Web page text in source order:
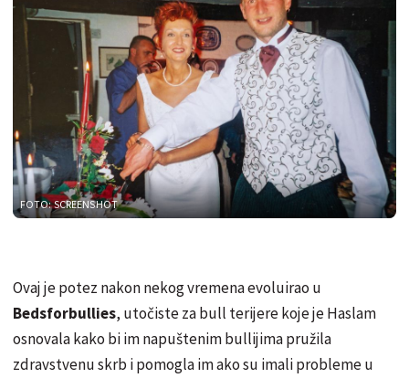
FOTO: SCREENSHOT
Ovaj je potez nakon nekog vremena evoluirao u
Bedsforbullies, utočiste za bull terijere koje je Haslam
osnovala kako bi im napuštenim bullijima pružila
zdravstvenu skrb i pomogla im ako su imali probleme u